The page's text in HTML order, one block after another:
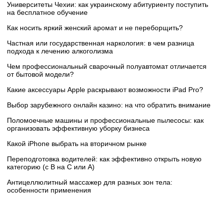
Университеты Чехии: как украинскому абитуриенту поступить
на бесплатное обучение
Как носить яркий женский аромат и не переборщить?
Частная или государственная наркология: в чем разница
подхода к лечению алкоголизма
Чем профессиональный сварочный полуавтомат отличается
от бытовой модели?
Какие аксессуары Apple раскрывают возможности iPad Pro?
Выбор зарубежного онлайн казино: на что обратить внимание
Поломоечные машины и профессиональные пылесосы: как
организовать эффективную уборку бизнеса
Какой iPhone выбрать на вторичном рынке
Переподготовка водителей: как эффективно открыть новую
категорию (с B на C или А)
Антицеллюлитный массажер для разных зон тела:
особенности применения